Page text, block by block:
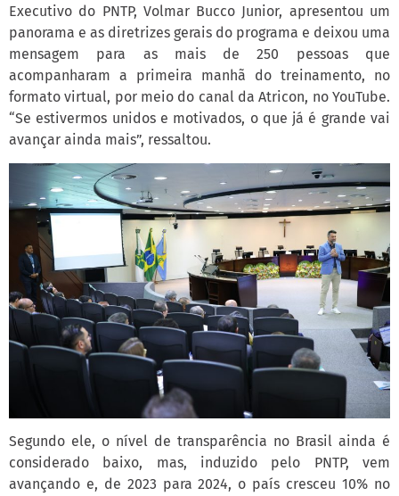
Executivo do PNTP, Volmar Bucco Junior, apresentou um
panorama e as diretrizes gerais do programa e deixou uma
mensagem para as mais de 250 pessoas que
acompanharam a primeira manhã do treinamento, no
formato virtual, por meio do canal da Atricon, no YouTube.
“Se estivermos unidos e motivados, o que já é grande vai
avançar ainda mais”, ressaltou.
Segundo ele, o nível de transparência no Brasil ainda é
considerado baixo, mas, induzido pelo PNTP, vem
avançando e, de 2023 para 2024, o país cresceu 10% no